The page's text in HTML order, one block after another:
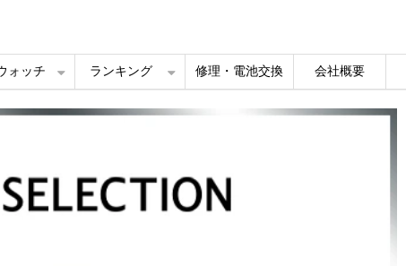
ォッチ ランキング 修理・電池交換 会社概要